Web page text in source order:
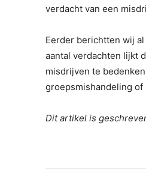
verdacht van een
Eerder berichtten wij
aantal verdachten lijkt
misdrijven te
groepsmishandeling
Dit artikel is